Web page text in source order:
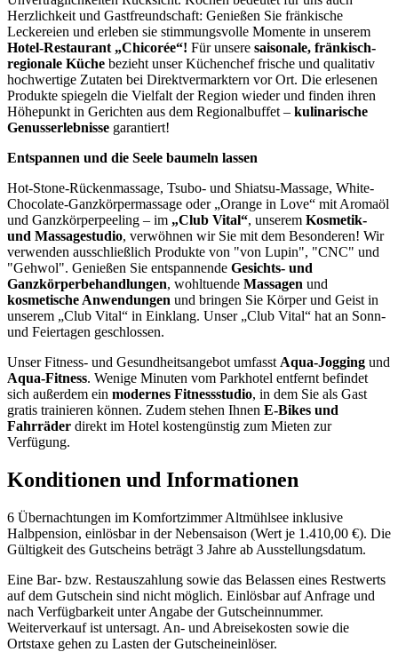
Herzlichkeit und Gastfreundschaft: Genießen Sie fränkische
Leckereien und erleben sie stimmungsvolle Momente in unserem
Hotel-Restaurant „Chicorée“! Für unsere saisonale, fränkisch-
regionale Küche bezieht unser Küchenchef frische und qualitativ
hochwertige Zutaten bei Direktvermarktern vor Ort. Die erlesenen
Produkte spiegeln die Vielfalt der Region wieder und finden ihren
Höhepunkt in Gerichten aus dem Regionalbuffet – kulinarische
Genusserlebnisse garantiert!
Entspannen und die Seele baumeln lassen
Hot-Stone-Rückenmassage, Tsubo- und Shiatsu-Massage, White-
Chocolate-Ganzkörpermassage oder „Orange in Love“ mit Aromaöl
und Ganzkörperpeeling – im „Club Vital“, unserem Kosmetik-
und Massagestudio, verwöhnen wir Sie mit dem Besonderen! Wir
verwenden ausschließlich Produkte von "von Lupin", "CNC" und
"Gehwol". Genießen Sie entspannende Gesichts- und
Ganzkörperbehandlungen, wohltuende Massagen und
kosmetische Anwendungen und bringen Sie Körper und Geist in
unserem „Club Vital“ in Einklang. Unser „Club Vital“ hat an Sonn-
und Feiertagen geschlossen.
Unser Fitness- und Gesundheitsangebot umfasst Aqua-Jogging und
Aqua-Fitness. Wenige Minuten vom Parkhotel entfernt befindet
sich außerdem ein modernes Fitnessstudio, in dem Sie als Gast
gratis trainieren können. Zudem stehen Ihnen E-Bikes und
Fahrräder direkt im Hotel kostengünstig zum Mieten zur
Verfügung.
Konditionen und Informationen
6 Übernachtungen im Komfortzimmer Altmühlsee inklusive
Halbpension, einlösbar in der Nebensaison (Wert je 1.410,00 €). Die
Gültigkeit des Gutscheins beträgt 3 Jahre ab Ausstellungsdatum.
Eine Bar- bzw. Restauszahlung sowie das Belassen eines Restwerts
auf dem Gutschein sind nicht möglich. Einlösbar auf Anfrage und
nach Verfügbarkeit unter Angabe der Gutscheinnummer.
Weiterverkauf ist untersagt. An- und Abreisekosten sowie die
Ortstaxe gehen zu Lasten der Gutscheineinlöser.